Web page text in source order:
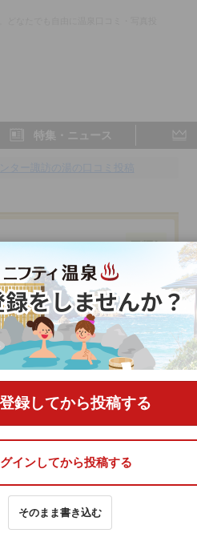
特集・ニュース
2.4点
3.0点
きませんので注意ください。
録してから投稿する
インしてから投稿する
そのまま書き込む